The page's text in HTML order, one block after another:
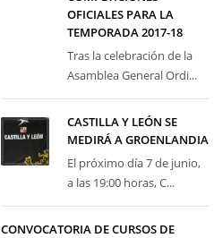
OFICIALES PARA LA
TEMPORADA 2017-18
Tras la celebración de la
Asamblea General Ordi...
CASTILLA Y LEÓN SE
MEDIRÁ A GROENLANDIA
El próximo día 7 de junio,
a las 19:00 horas, C...
CONVOCATORIA DE CURSOS DE